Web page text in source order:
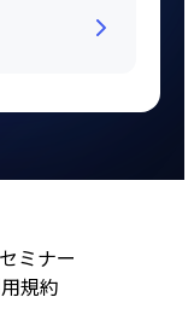
セミナー
規約